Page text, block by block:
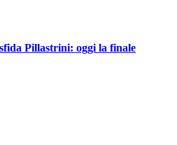
Pillastrini: oggi la finale